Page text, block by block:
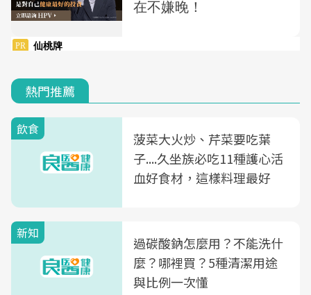
熱門推薦
飲食
菠菜大火炒、芹菜要吃葉
子....久坐族必吃11種護心活
血好食材，這樣料理最好
新知
過碳酸鈉怎麼用？不能洗什
麼？哪裡買？5種清潔用途
與比例一次懂